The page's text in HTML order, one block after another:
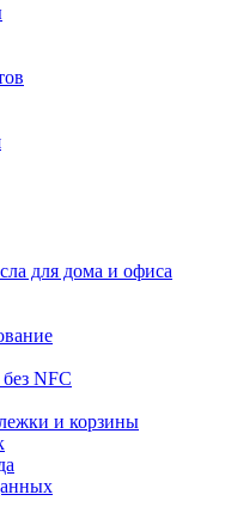
для дома и офиса
NFC
и корзины